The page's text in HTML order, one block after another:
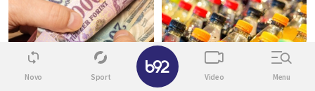
DO 15 DINARA PO AMBALAŽI
Novo Sport Video Menu
✕